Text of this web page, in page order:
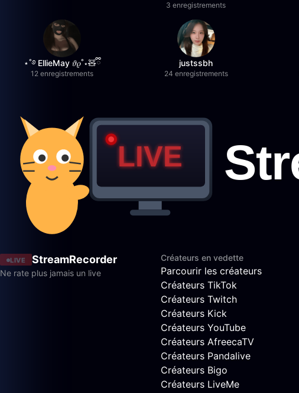
3 enregistrements
⋆˚࿔ EllieMay 𝜗𝜚˚⋆🧸ྀི
12 enregistrements
justssbh
24 enregistrements
LIVE StreamRecorder
Ne rate plus jamais un live
Créateurs en vedette
Parcourir les créateurs
Créateurs TikTok
Créateurs Twitch
Créateurs Kick
Créateurs YouTube
Créateurs AfreecaTV
Créateurs Pandalive
Créateurs Bigo
Créateurs LiveMe